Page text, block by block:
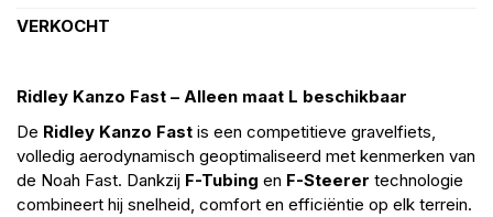
VERKOCHT
Ridley Kanzo Fast – Alleen maat L beschikbaar
De Ridley Kanzo Fast is een competitieve gravelfiets,
volledig aerodynamisch geoptimaliseerd met kenmerken van
de Noah Fast. Dankzij F-Tubing en F-Steerer technologie
combineert hij snelheid, comfort en efficiëntie op elk terrein.